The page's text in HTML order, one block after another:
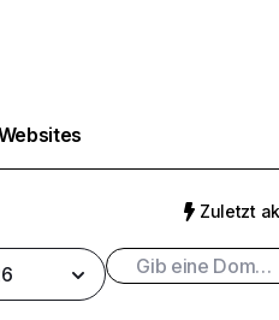
Zuletzt